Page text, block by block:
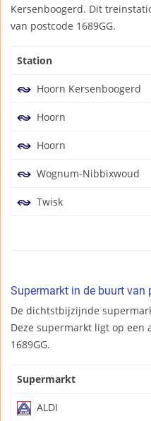
Kersenboogerd. Dit
van postcode 1689GG.
Station
Hoorn Kersenboogerd
Hoorn
Hoorn
Wognum-Nibbixwoud
Twisk
Supermarkt in de buurt van
De dichtstbijzijnde
Deze supermarkt ligt op een
1689GG.
Supermarkt
ALDI